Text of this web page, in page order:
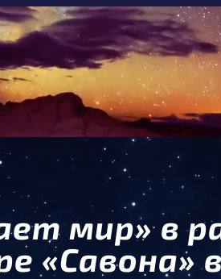
мир» в
«Савона»